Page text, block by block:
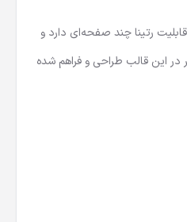
رتینا چند صفحه‌ای دارد و
این قالب طراحی و فراهم شده